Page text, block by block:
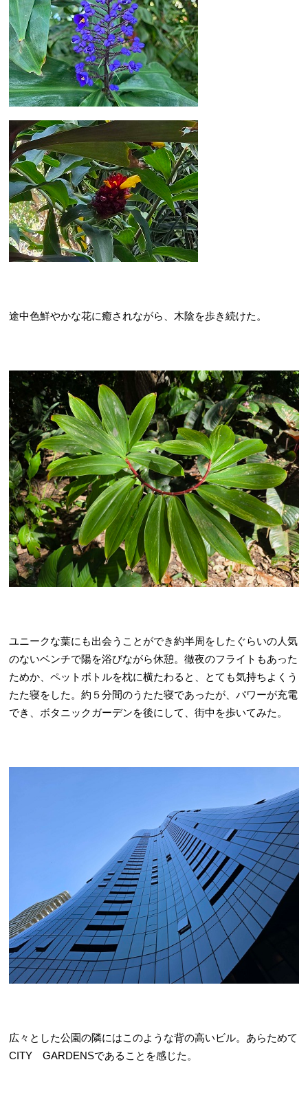
途中色鮮やかな花に癒されながら、木陰を歩き続けた。
ユニークな葉にも出会うことができ約半周をしたぐらいの人気
のないベンチで陽を浴びながら休憩。徹夜のフライトもあった
ためか、ペットボトルを枕に横たわると、とても気持ちよくう
たた寝をした。約５分間のうたた寝であったが、パワーが充電
でき、ボタニックガーデンを後にして、街中を歩いてみた。
広々とした公園の隣にはこのような背の高いビル。あらためて
CITY GARDENSであることを感じた。